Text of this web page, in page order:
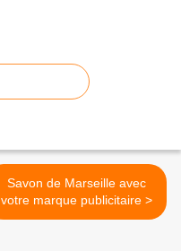
Savon de Marseille avec
votre marque publicitaire >